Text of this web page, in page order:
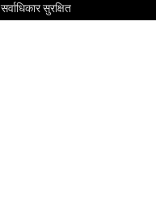
सर्वाधिकार सुरक्षित